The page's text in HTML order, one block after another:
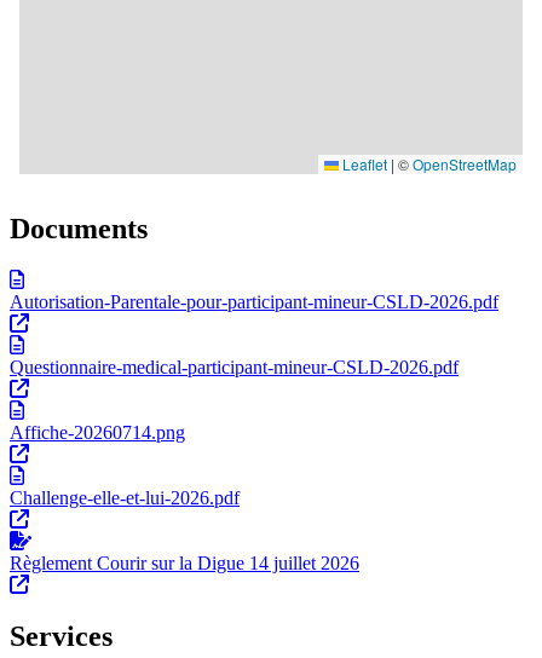
Documents
Autorisation-Parentale-pour-participant-mineur-CSLD-2026.pdf
Questionnaire-medical-participant-mineur-CSLD-2026.pdf
Affiche-20260714.png
Challenge-elle-et-lui-2026.pdf
Règlement Courir sur la Digue 14 juillet 2026
Services